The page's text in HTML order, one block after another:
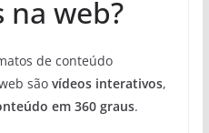
web?
de conteúdo
são vídeos interativos,
em 360 graus.